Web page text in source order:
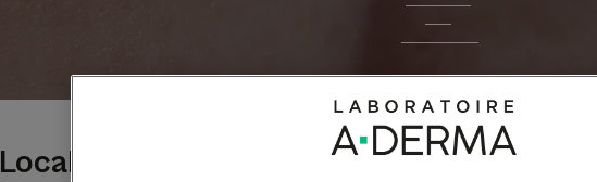
Local emblemático